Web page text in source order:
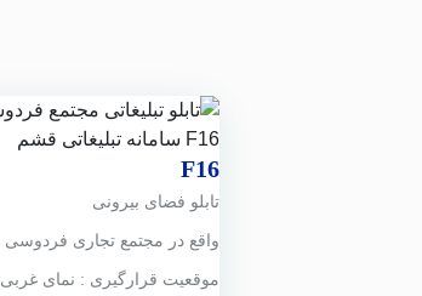
F16
تابلو فضای بیرونی
واقع در مجتمع تجاری فردوسی
موقعیت قرارگیری : نمای غربی